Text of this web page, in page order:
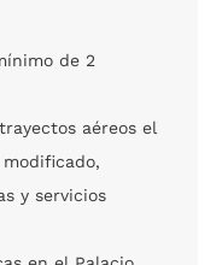
de 2
aéreos el
y servicios